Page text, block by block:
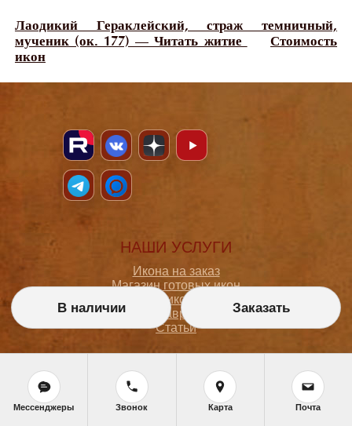
Лаодикий Гераклейский, страж темничный,
мученик (ок. 177) — Читать житие
Стоимость
икон
НАШИ УСЛУГИ
Икона на заказ
Магазин готовых икон
Школа иконописи
Реставрация
Статьи
ПОКУПАТЕЛЮ
О мастерской
Как сделать заказ
В наличии Заказать
Мессенджеры Звонок Карта Почта